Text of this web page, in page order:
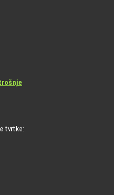
tvrtke: